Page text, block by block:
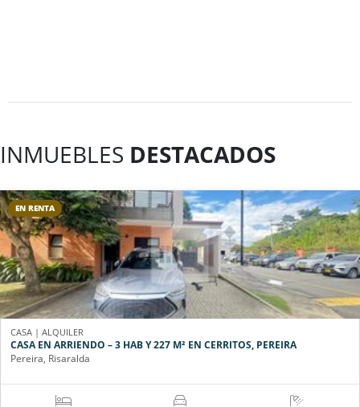
INMUEBLES DESTACADOS
EN RENTA
CASA | ALQUILER
CASA EN ARRIENDO – 3 HAB Y 227 M² EN CERRITOS, PEREIRA
Pereira, Risaralda